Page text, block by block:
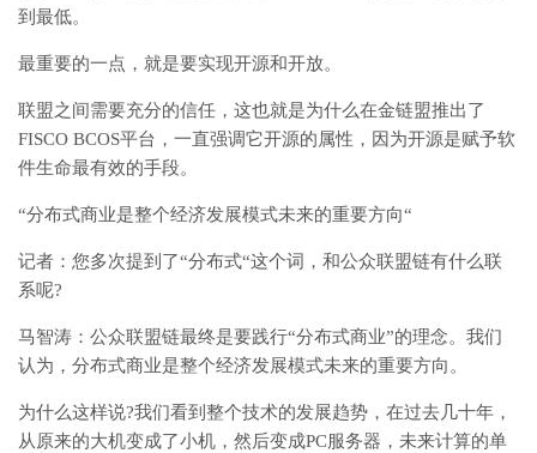
到最低。
最重要的一点，就是要实现开源和开放。
联盟之间需要充分的信任，这也就是为什么在金链盟推出了
FISCO BCOS平台，一直强调它开源的属性，因为开源是赋予软
件生命最有效的手段。
“分布式商业是整个经济发展模式未来的重要方向“
记者：您多次提到了“分布式“这个词，和公众联盟链有什么联
系呢?
马智涛：公众联盟链最终是要践行“分布式商业”的理念。我们
认为，分布式商业是整个经济发展模式未来的重要方向。
为什么这样说?我们看到整个技术的发展趋势，在过去几十年，
从原来的大机变成了小机，然后变成PC服务器，未来计算的单